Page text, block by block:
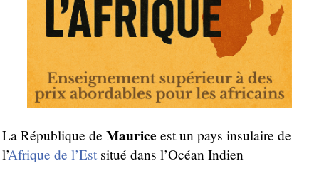
La République de Maurice est un pays insulaire de
l’Afrique de l’Estsitué dans l’Océan Indien